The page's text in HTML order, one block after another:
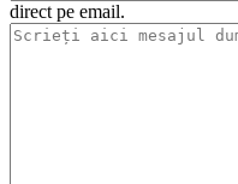
direct pe email.